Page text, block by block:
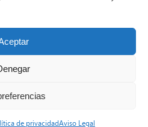
de privacidadAviso Legal
Contacto
Web por Kiwop